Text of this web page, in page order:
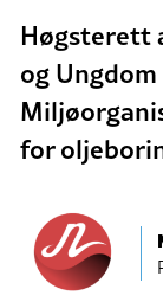
Høgsterett
og
for